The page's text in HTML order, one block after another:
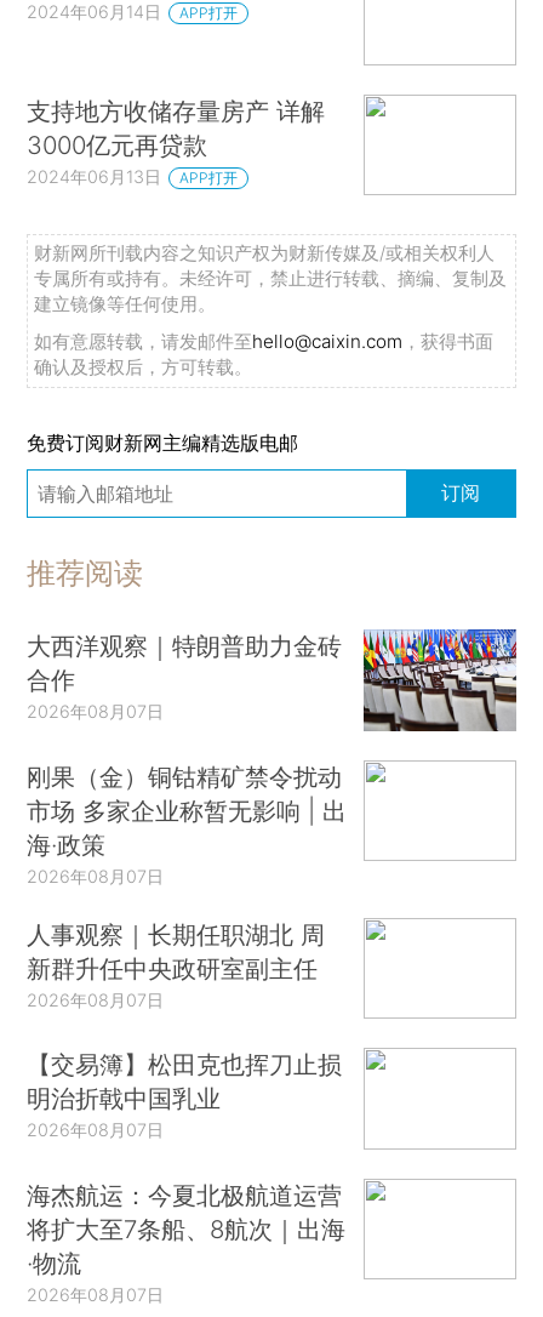
2024年06月14日 APP打开
支持地方收储存量房产 详解
3000亿元再贷款
2024年06月13日 APP打开
财新网所刊载内容之知识产权为财新传媒及/或相关权利人
专属所有或持有。未经许可，禁止进行转载、摘编、复制及
建立镜像等任何使用。
如有意愿转载，请发邮件至hello@caixin.com ，获得书面
确认及授权后，方可转载。
免费订阅财新网主编精选版电邮
订阅
推荐阅读
大西洋观察｜特朗普助力金砖
合作
2026年08月07日
刚果（金）铜钴精矿禁令扰动
市场 多家企业称暂无影响 | 出
海·政策
2026年08月07日
人事观察｜长期任职湖北 周
新群升任中央政研室副主任
2026年08月07日
【交易簿】松田克也挥刀止损
明治折戟中国乳业
2026年08月07日
海杰航运：今夏北极航道运营
将扩大至7条船、8航次｜出海
·物流
2026年08月07日